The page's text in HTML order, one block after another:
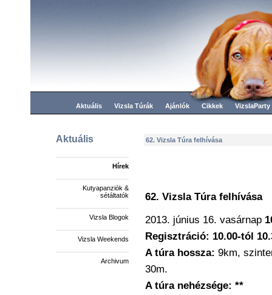
Aktuális Vizsla Túrák Ajánlók Cikkek VizslaParty
Aktuális
Hírek
Kutyapanziók &
sétáltatók
Vizsla Blogok
Vizsla Weekends
Archivum
62. Vizsla Túra felhívása
62. Vizsla Túra felhívása
2013. június 16. vasárnap
Regisztráció: 10.00-tól
A túra hossza: 9km,
30m.
A túra nehézsége: **